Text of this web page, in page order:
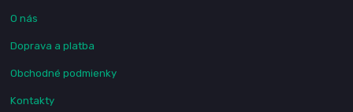
O nás
Doprava a platba
Obchodné podmienky
Kontakty